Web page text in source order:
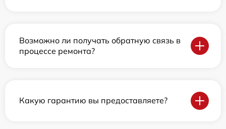
Возможно ли получать обратную связь в
процессе ремонта?
Какую гарантию вы предоставляете?